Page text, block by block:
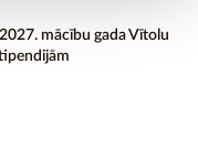
mācību gada Vītolu